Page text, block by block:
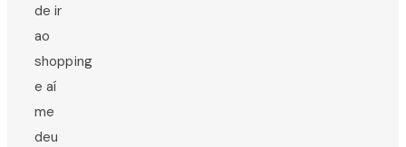
de ir
ao
shopping
e aí
me
deu